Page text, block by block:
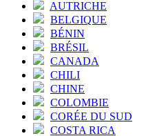
AUTRICHE
BELGIQUE
BÉNIN
BRÉSIL
CANADA
CHILI
CHINE
COLOMBIE
CORÉE DU SUD
COSTA RICA